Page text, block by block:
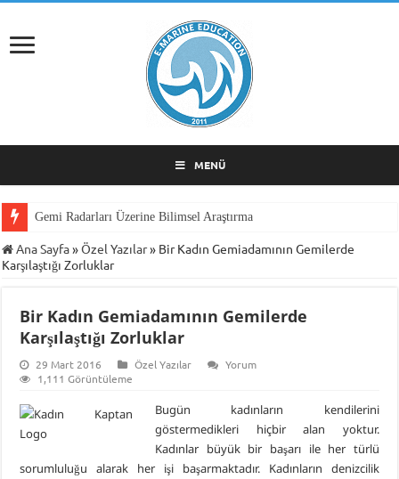
MENÜ
Gemi Radarları Üzerine Bilimsel Araştırma
Ana Sayfa»Özel Yazılar» Bir Kadın Gemiadamının Gemilerde
Karşılaştığı Zorluklar
Bir Kadın Gemiadamının Gemilerde
Karşılaştığı Zorluklar
29 Mart 2016 Özel Yazılar
Yorum
1,111 Görüntüleme
Bugün kadınların kendilerini
göstermedikleri hiçbir alan yoktur.
Kadınlar büyük bir başarı ile her türlü
sorumluluğu alarak her işi başarmaktadır. Kadınların denizcilik